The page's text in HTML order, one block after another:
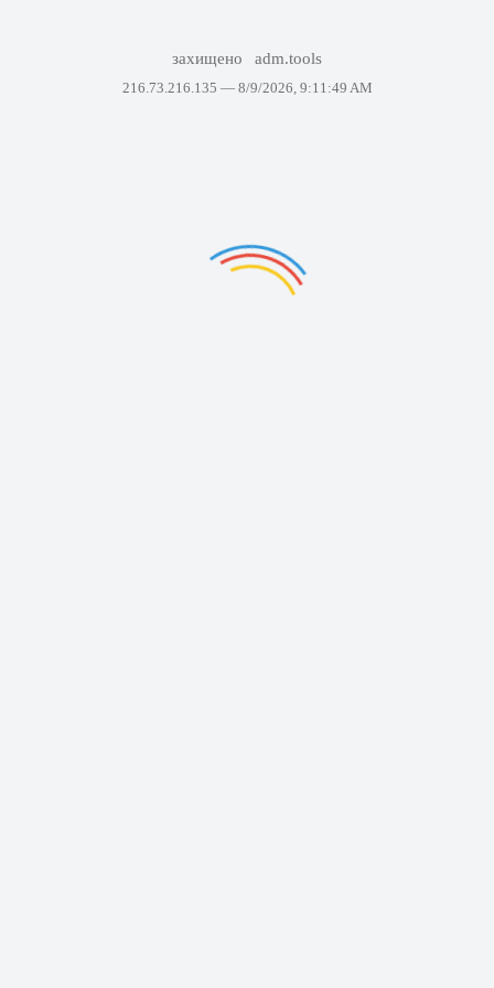
захищено adm.tools
216.73.216.135 — 8/9/2026, 9:11:49 AM